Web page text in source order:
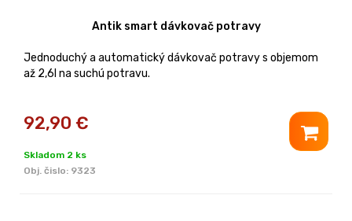
Antik smart dávkovač potravy
Jednoduchý a automatický dávkovač potravy s objemom
až 2,6l na suchú potravu.
92,90 €
Skladom 2 ks
Obj. čislo: 9323